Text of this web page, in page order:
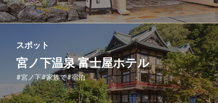
スポット
宮ノ下温泉 富士屋ホテル
#宮ノ下#家族で#宿泊